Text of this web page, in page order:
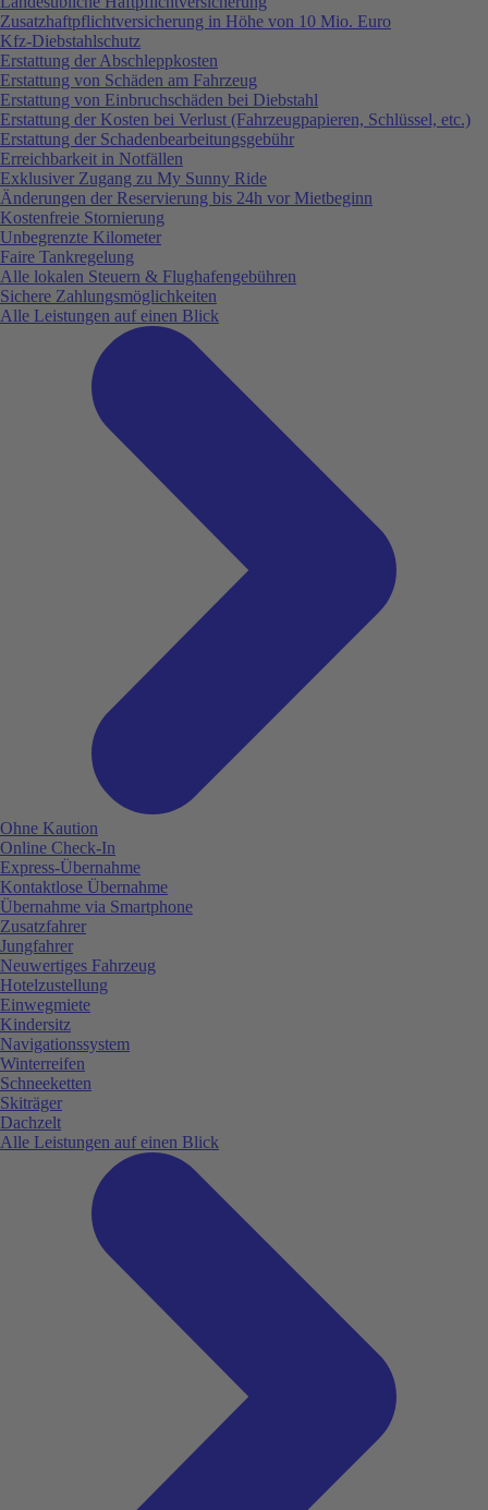
Zusatzhaftpflichtversicherung in Höhe von 10 Mio. Euro
Kfz-Diebstahlschutz
Erstattung der Abschleppkosten
Erstattung von Schäden am Fahrzeug
Erstattung von Einbruchschäden bei Diebstahl
Erstattung der Kosten bei Verlust (Fahrzeugpapieren, Schlüssel, etc.)
Erstattung der Schadenbearbeitungsgebühr
Erreichbarkeit in Notfällen
Exklusiver Zugang zu My Sunny Ride
Änderungen der Reservierung bis 24h vor Mietbeginn
Kostenfreie Stornierung
Unbegrenzte Kilometer
Faire Tankregelung
Alle lokalen Steuern & Flughafengebühren
Sichere Zahlungsmöglichkeiten
Alle Leistungen auf einen Blick
Ohne Kaution
Online Check-In
Express-Übernahme
Kontaktlose Übernahme
Übernahme via Smartphone
Zusatzfahrer
Jungfahrer
Neuwertiges Fahrzeug
Hotelzustellung
Einwegmiete
Kindersitz
Navigationssystem
Winterreifen
Schneeketten
Skiträger
Dachzelt
Alle Leistungen auf einen Blick